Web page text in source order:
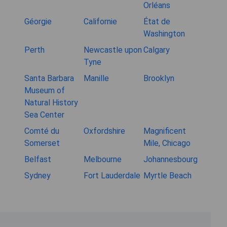
Orléans
Géorgie
Californie
État de
Washington
Perth
Newcastle upon
Tyne
Calgary
Santa Barbara
Museum of
Natural History
Sea Center
Manille Brooklyn
Comté du
Somerset
Oxfordshire
Magnificent
Mile, Chicago
Belfast
Melbourne
Johannesbourg
Sydney
Fort Lauderdale Myrtle Beach